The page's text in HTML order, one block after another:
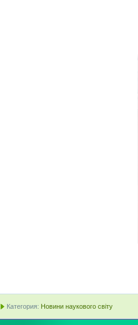
Категория: Новини наукового світу